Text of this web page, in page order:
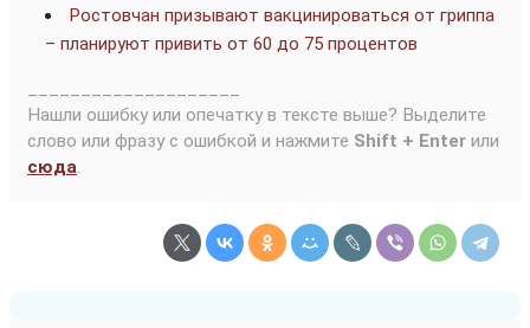
Ростовчан призывают вакцинироваться от гриппа
– планируют привить от 60 до 75 процентов
Нашли ошибку или опечатку в тексте выше? Выделите
слово или фразу с ошибкой и нажмите Shift + Enter или
сюда.